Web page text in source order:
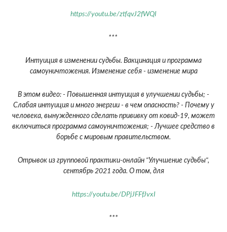
https://youtu.be/ztfqvJ2fWQI
***
Интуиция в изменении судьбы. Вакцинация и программа
самоуничтожения. Изменение себя - изменение мира
В этом видео: - Повышенная интуиция в улучшении судьбы; -
Слабая интуиция и много энергии - в чем опасность? - Почему у
человека, вынужденного сделать прививку от ковид-19, может
включиться программа самоуничтожения; - Лучшее средство в
борьбе с мировым правительством.
Отрывок из групповой практики-онлайн "Улучшение судьбы",
сентябрь 2021 года. О том, для
https://youtu.be/DPjJFFfJvxI
***